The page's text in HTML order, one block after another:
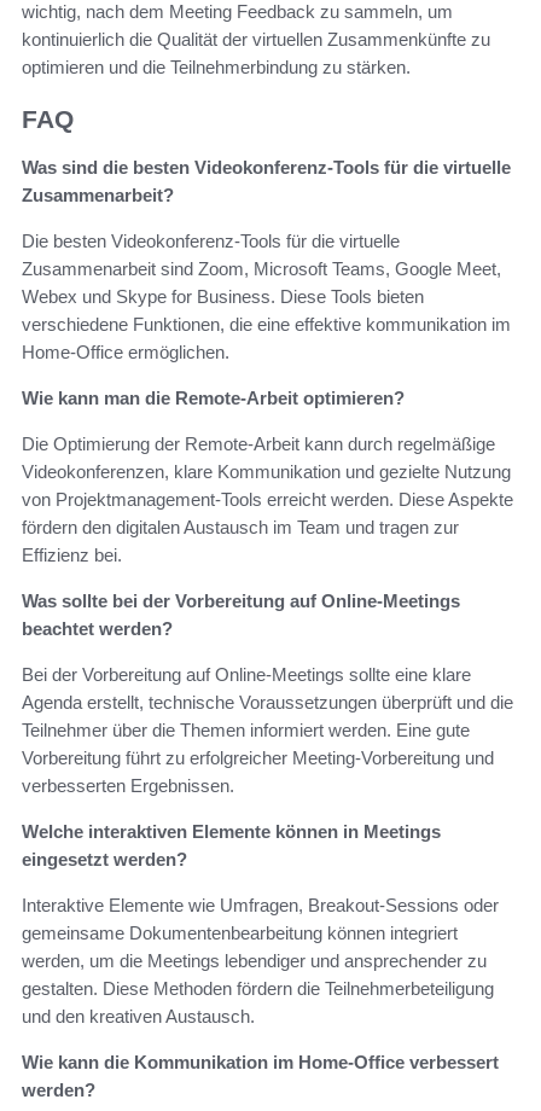
wichtig, nach dem Meeting Feedback zu sammeln, um
kontinuierlich die Qualität der virtuellen Zusammenkünfte zu
optimieren und die Teilnehmerbindung zu stärken.
FAQ
Was sind die besten Videokonferenz-Tools für die virtuelle
Zusammenarbeit?
Die besten Videokonferenz-Tools für die virtuelle
Zusammenarbeit sind Zoom, Microsoft Teams, Google Meet,
Webex und Skype for Business. Diese Tools bieten
verschiedene Funktionen, die eine effektive kommunikation im
Home-Office ermöglichen.
Wie kann man die Remote-Arbeit optimieren?
Die Optimierung der Remote-Arbeit kann durch regelmäßige
Videokonferenzen, klare Kommunikation und gezielte Nutzung
von Projektmanagement-Tools erreicht werden. Diese Aspekte
fördern den digitalen Austausch im Team und tragen zur
Effizienz bei.
Was sollte bei der Vorbereitung auf Online-Meetings
beachtet werden?
Bei der Vorbereitung auf Online-Meetings sollte eine klare
Agenda erstellt, technische Voraussetzungen überprüft und die
Teilnehmer über die Themen informiert werden. Eine gute
Vorbereitung führt zu erfolgreicher Meeting-Vorbereitung und
verbesserten Ergebnissen.
Welche interaktiven Elemente können in Meetings
eingesetzt werden?
Interaktive Elemente wie Umfragen, Breakout-Sessions oder
gemeinsame Dokumentenbearbeitung können integriert
werden, um die Meetings lebendiger und ansprechender zu
gestalten. Diese Methoden fördern die Teilnehmerbeteiligung
und den kreativen Austausch.
Wie kann die Kommunikation im Home-Office verbessert
werden?